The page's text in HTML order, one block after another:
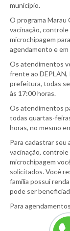
município.
O programa Marau
vacinação,
microchipagem
agendamento e
Os atendimentos
frente ao DEPLAN,
prefeitura, todas
às 17:00 horas.
Os atendimentos
todas quartas-
horas, no mesmo
Para cadastrar
vacinação,
microchipagem
solicitados. Você
família possui
pode ser
Para